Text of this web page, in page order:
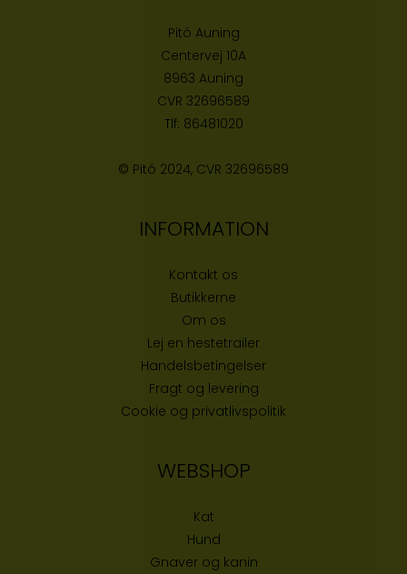
Pitó Auning
Centervej 10A
8963 Auning
CVR 32696589
Tlf: 86481020
© Pitó 2024, CVR 32696589
INFORMATION
Kontakt os
Butikkerne
Om os
Lej en hestetrailer
Handelsbetingelser
Fragt og levering
Cookie og privatlivspolitik
WEBSHOP
Kat
Hund
Gnaver og kanin